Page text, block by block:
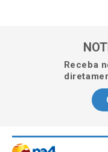
Receba